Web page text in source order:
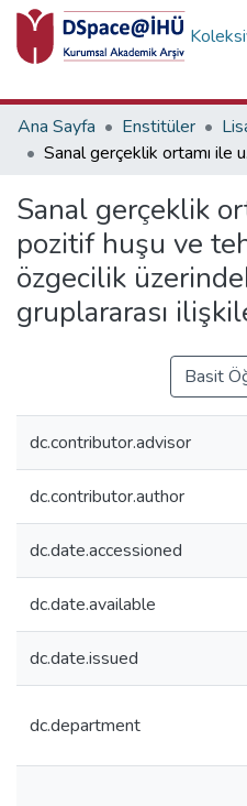
Ana Sayfa
Enstitüler
Sanal
Sanal gerçeklik
pozitif huşu ve
özgecilik
gruplararası
Basit
dc.contributor.advisor
dc.contributor.author
dc.date.accessioned
dc.date.available
dc.date.issued
dc.department